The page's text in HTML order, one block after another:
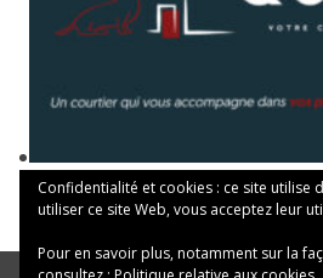
Confidentialité et cookies : ce site utilise
utiliser ce site Web, vous acceptez leur
Pour en savoir plus, notamment sur la